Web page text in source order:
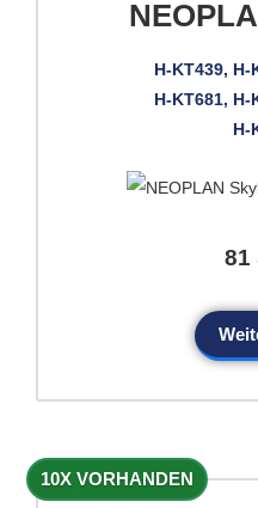
H-KT439, H-
H-KT681, H-
H-
81
10X VORHANDEN